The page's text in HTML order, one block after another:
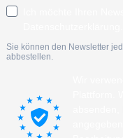
Sie können den Newsletter
abbestellen.